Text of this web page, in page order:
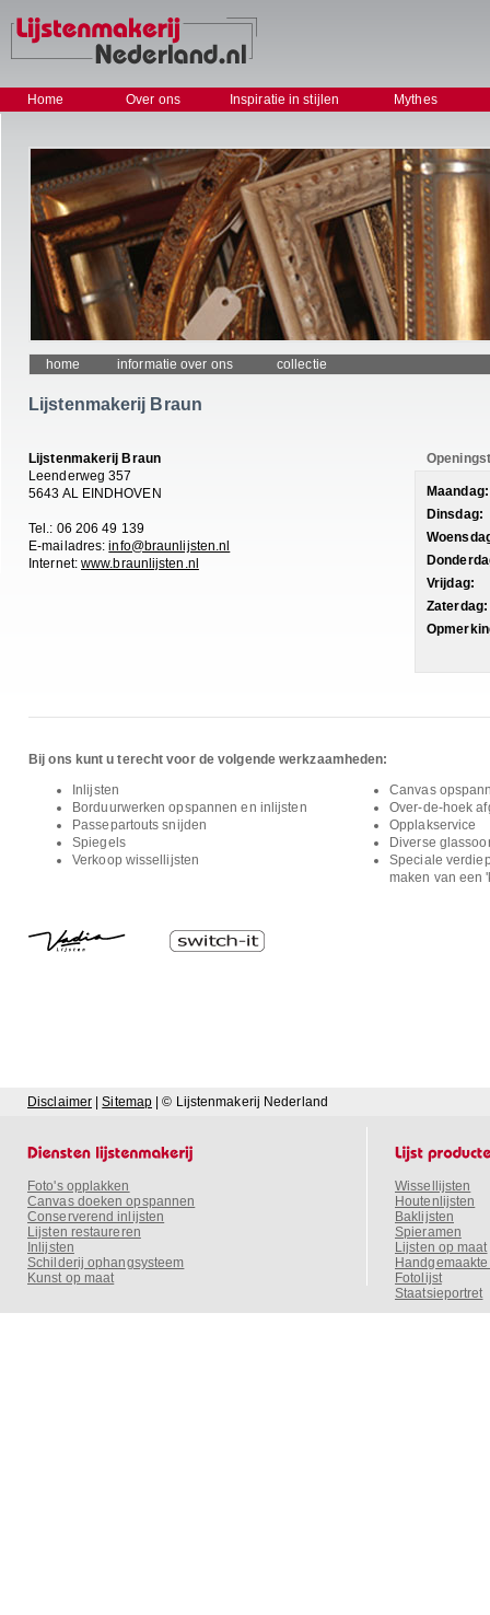
Home Over ons Inspiratie in stijlen Mythes
home informatie over ons collectie
Lijstenmakerij Braun
Lijstenmakerij Braun
Leenderweg 357
5643 AL EINDHOVEN
Tel.: 06 206 49 139
E-mailadres:info@braunlijsten.nl
Internet: www.braunlijsten.nl
Maandag:
Dinsdag:
Vrijdag:
Zaterdag:
Bij ons kunt u terecht voor de volgende werkzaamheden:
Inlijsten
Canvas
Borduurwerken opspannen en inlijsten
Over-de-hoek
Passepartouts snijden
Opplakservice
Spiegels
Diverse
Verkoop wissellijsten
Speciale
maken van een
Disclaimer |Sitemap | © Lijstenmakerij Nederland
Foto's opplakken
Canvas doeken opspannen
Conserverend inlijsten
Lijsten restaureren
Inlijsten
Schilderij ophangsysteem
Kunst op maat
Wissellijsten
Houtenlijsten
Baklijsten
Spieramen
Lijsten op maat
Fotolijst
Staatsieportret